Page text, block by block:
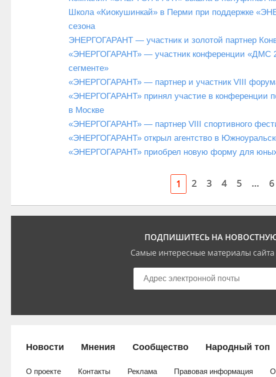
Школа «Киокушинкай» в Перми при поддержке
сезона
ЭНЕРГОГАРАНТ — участник и золотой партнер
«ЭНЕРГОГАРАНТ» — участник конференции «ДМС
сегменте»
«ЭНЕРГОГАРАНТ» — партнер и участник VIII
«ЭНЕРГОГАРАНТ» принял участие в конференции
в Москве
«ЭНЕРГОГАРАНТ» — партнер VIII спортивного
«ЭНЕРГОГАРАНТ» открыл агентство в
«ЭНЕРГОГАРАНТ» приобрел новую форму для
1 2 3 4 5 ... 6
ПОДПИШИТЕСЬ НА НОВОСТНУЮ
Самые интересные материалы
Новости Мнения Сообщество Народный топ
О проекте Контакты Реклама Правовая информация